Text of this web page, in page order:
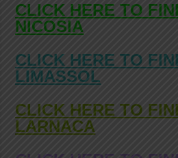
CLICK HERE TO
NICOSIA
CLICK HERE TO
LIMASSOL
CLICK HERE TO
LARNACA